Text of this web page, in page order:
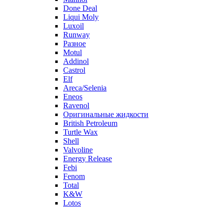
Done Deal
Liqui Moly
Luxoil
Runway
Разное
Motul
Addinol
Castrol
Elf
Areca/Selenia
Eneos
Ravenol
Оригинальные жидкости
British Petroleum
Turtle Wax
Shell
Valvoline
Energy Release
Febi
Fenom
Total
K&W
Lotos